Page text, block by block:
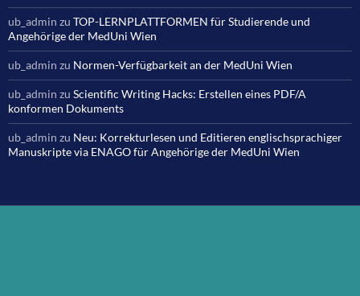
ub_admin zu TOP-LERNPLATTFORMEN für Studierende und
Angehörige der MedUni Wien
ub_admin zu Normen-Verfügbarkeit an der MedUni Wien
ub_admin zu Scientific Writing Hacks: Erstellen eines PDF/A
konformen Dokuments
ub_admin zu Neu: Korrekturlesen und Editieren englischsprachiger
Manuskripte via ENAGO für Angehörige der MedUni Wien